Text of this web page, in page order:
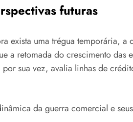
futuras
exista uma trégua temporária, a
a retomada do crescimento
sua vez, avalia linhas de
da guerra comercial e